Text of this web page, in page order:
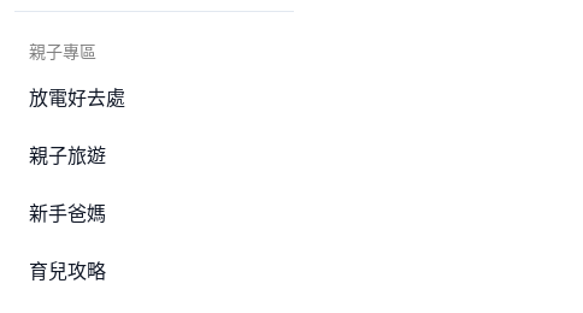
親子專區
放電好去處
親子旅遊
新手爸媽
育兒攻略